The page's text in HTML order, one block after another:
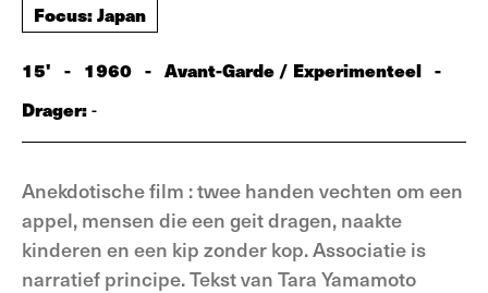
Focus: Japan
15' - 1960 - Avant-Garde / Experimenteel -
Drager:-
Anekdotische film : twee handen vechten om een
appel, mensen die een geit dragen, naakte
kinderen en een kip zonder kop. Associatie is
narratief principe. Tekst van Tara Yamamoto